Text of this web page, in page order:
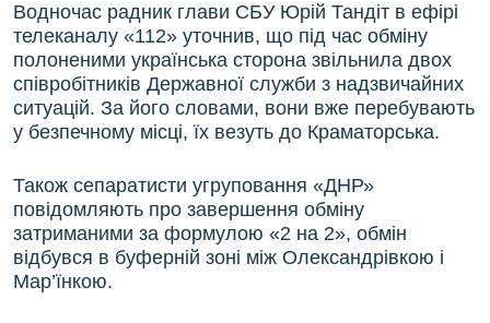
Водночас радник глави СБУ Юрій Тандіт в ефірі
телеканалу «112» уточнив, що під час обміну
полоненими українська сторона звільнила двох
співробітників Державної служби з надзвичайних
ситуацій. За його словами, вони вже перебувають
у безпечному місці, їх везуть до Краматорська.
Також сепаратисти угруповання «ДНР»
повідомляють про завершення обміну
затриманими за формулою «2 на 2», обмін
відбувся в буферній зоні між Олександрівкою і
Мар’їнкою.